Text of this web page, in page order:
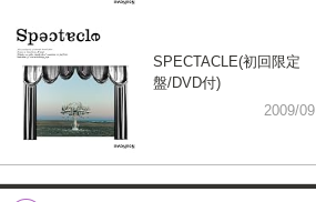
SPECTACLE(初回限定
盤/DVD付)
2009/09